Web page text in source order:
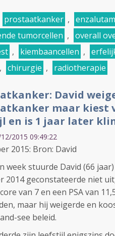
prostaatkanker ,
tumorcellen , overall
, kiembaancellen ,
, chirurgie , radiotherapie
David
maar kiest
en is 1 jaar later
2015 09:49:22
2015: Bron: David
week stuurde David (66
2014 geconstateerde niet
van 7 en een PSA van
maar hij weigerde en
see beleid.